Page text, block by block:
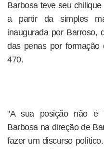
Barbosa teve seu
a partir da simples
inaugurada por Barroso,
das penas por formação
470.
"A sua posição não é
Barbosa na direção de
fazer um discurso